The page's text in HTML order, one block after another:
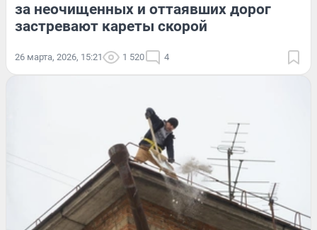
за неочищенных и оттаявших дорог
застревают кареты скорой
26 марта, 2026, 15:21 1 520 4